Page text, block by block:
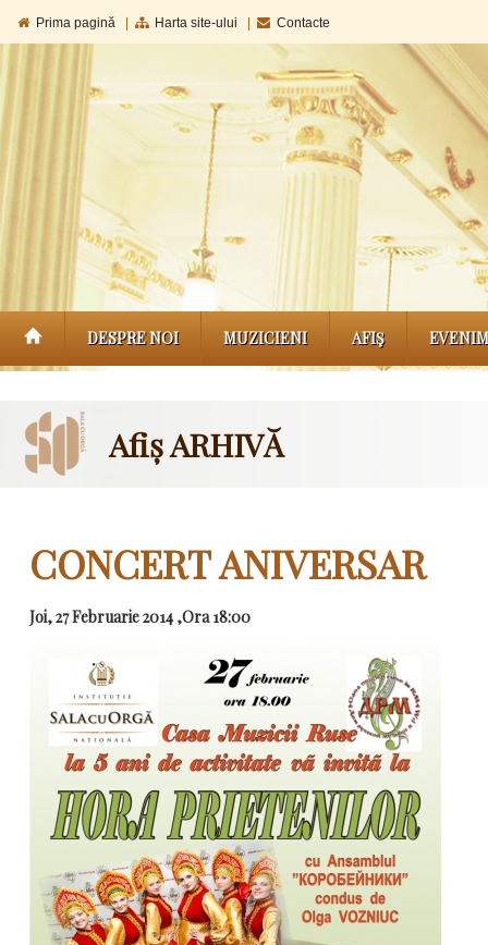
Prima pagină Harta site-ului Contacte
DESPRE NOI MUZICIENI AFIŞ
Afiș ARHIVĂ
CONCERT ANIVERSAR
Joi, 27 Februarie 2014 ,Ora 18:00